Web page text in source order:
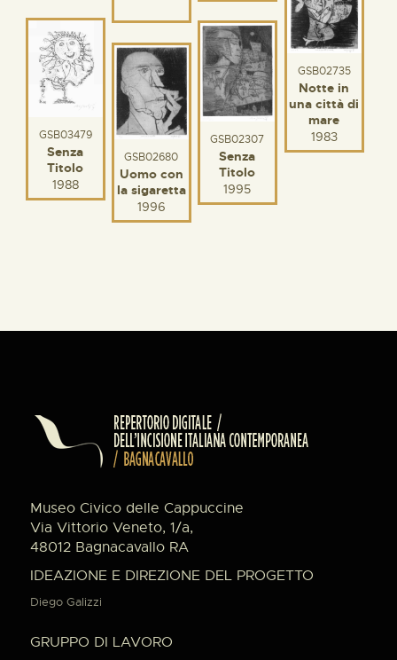
GSB02735
Notte in
una città di
mare
1983
GSB03479
Senza
Titolo
1988
GSB02307
Senza
Titolo
1995
GSB02680
Uomo con
la sigaretta
1996
Museo Civico delle Cappuccine
Via Vittorio Veneto, 1/a,
48012 Bagnacavallo RA
IDEAZIONE E DIREZIONE DEL PROGETTO
Diego Galizzi
GRUPPO DI LAVORO